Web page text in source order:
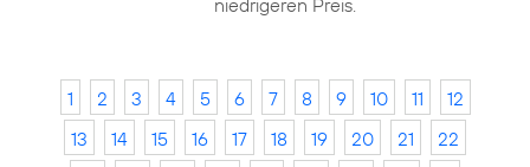
niedrigeren Preis.
1 2 3 4 5 6 7 8 9 10 11
12
13
14 15 16 17 18 19 20 21
22